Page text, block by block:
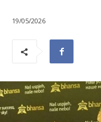
19/05/2026